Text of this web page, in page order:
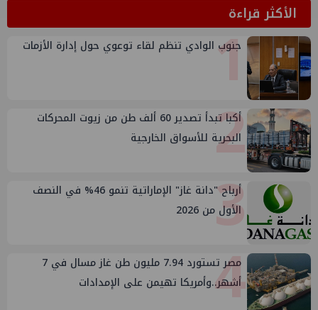
الأكثر قراءة1
جنوب الوادي تنظم لقاء توعوي حول إدارة الأزمات
2
أكبا تبدأ تصدير 60 ألف طن من زيوت المحركات
البحرية للأسواق الخارجية
3
أرباح "دانة غاز" الإماراتية تنمو 46% في النصف
الأول من 2026
4
مصر تستورد 7.94 مليون طن غاز مسال في 7
أشهر..وأمريكا تهيمن على الإمدادات